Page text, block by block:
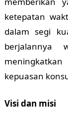
ketepatan
dalam segi
kepuasan
Visi dan misi